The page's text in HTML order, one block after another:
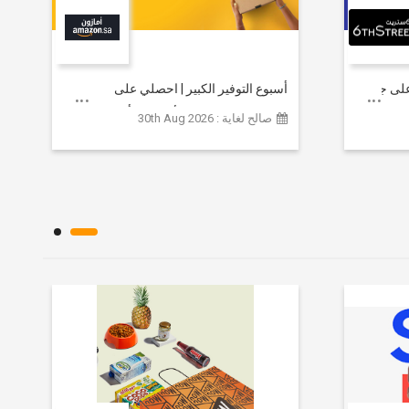
يصل إلى 80% على جميع
أسبوع التوفير الكبير | احصلي على
مستلزمات التجميل الأساسية بأسعار تبدأ
صالح لغاية : 30th Aug 2026